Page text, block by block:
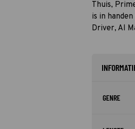
Thuis,
is in
Driver, Al
GENRE